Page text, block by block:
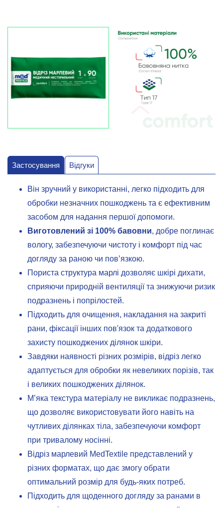
Застосування Відгуки
Він зручний у використанні, легко підходить для
обробки незначних пошкоджень та є ефективним
засобом для надання першої допомоги.
Виготовлений зі 100% бавовни, добре поглинає
вологу, забезпечуючи чистоту і комфорт під час
догляду за раною чи пов’язкою.
Пориста структура марлі дозволяє шкірі дихати,
сприяючи природній вентиляції та знижуючи ризик
подразнень і попрілостей.
Підходить для очищення, накладання на закриті
рани, фіксації інших пов'язок та додаткового
захисту пошкоджених ділянок шкіри.
Завдяки наявності різних розмірів, відріз легко
адаптується для обробки як невеликих порізів, так
і великих пошкоджених ділянок.
М’яка текстура матеріалу не викликає подразнень,
що дозволяє використовувати його навіть на
чутливих ділянках тіла, забезпечуючи комфорт
при тривалому носінні.
Відріз марлевий MedTextile представлений у
різних форматах, що дає змогу обрати
оптимальний розмір для будь-яких потреб.
Підходить для щоденного догляду за ранами в